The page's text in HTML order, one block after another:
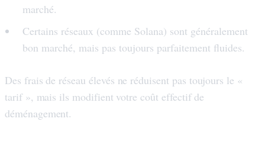
marché.
Certains réseaux (comme Solana) sont généralement
bon marché, mais pas toujours parfaitement fluides.
Des frais de réseau élevés ne réduisent pas toujours le «
tarif », mais ils modifient votre coût effectif de
déménagement.